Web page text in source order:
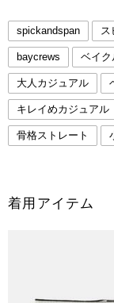
spickandspan ス
baycrews ベイク
大人カジュアル
キレイめカジュアル
骨格ストレート
着用アイテム